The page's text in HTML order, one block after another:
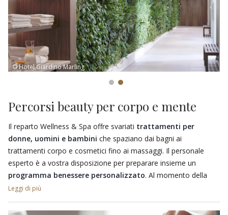
© Hotel Giardino Marling
Percorsi beauty per corpo e mente
Il reparto Wellness & Spa offre svariati trattamenti per
donne, uomini e bambini che spaziano dai bagni ai
trattamenti corpo e cosmetici fino ai massaggi. Il personale
esperto è a vostra disposizione per preparare insieme un
programma benessere personalizzato. Al momento della
prenotazione potete comunicare le vostre preferenze in modo
Leggi di più